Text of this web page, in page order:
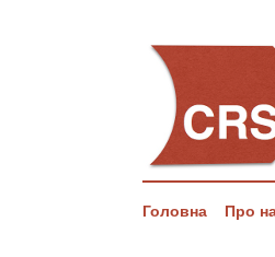
Головна Про